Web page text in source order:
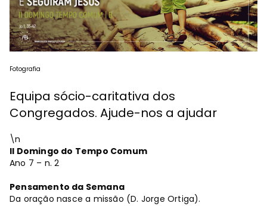
Fotografia
Equipa sócio-caritativa dos
Congregados. Ajude-nos a ajudar
\n
II Domingo do Tempo Comum
Ano 7 – n. 2
Pensamento da Semana
Da oração nasce a missão (D. Jorge Ortiga).